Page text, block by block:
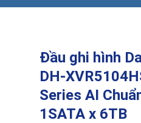
Đầu ghi hình
DH-
Series AI
1SATA x 6TB